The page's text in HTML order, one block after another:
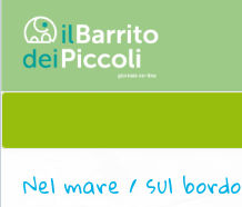
Nel mare / sul bordo